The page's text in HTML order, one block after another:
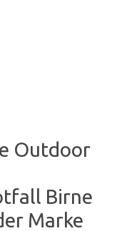
Outdoor
Birne
Marke